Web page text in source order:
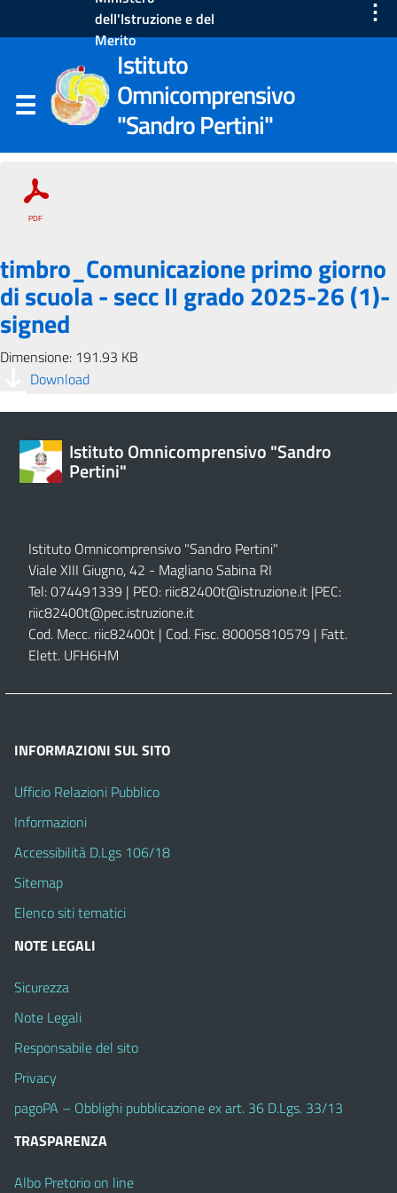
dell'Istruzione e del
Merito
⋮
Istituto
Omnicomprensivo
"Sandro Pertini"
timbro_Comunicazione primo giorno
di scuola - secc II grado 2025-26 (1)-
signed
Dimensione: 191.93 KB
Download
Istituto Omnicomprensivo "Sandro
Pertini"
Istituto Omnicomprensivo "Sandro Pertini"
Viale XIII Giugno, 42 - Magliano Sabina RI
Tel: 074491339 | PEO: riic82400t@istruzione.it |PEC:
riic82400t@pec.istruzione.it
Cod. Mecc. riic82400t | Cod. Fisc. 80005810579 | Fatt.
Elett. UFH6HM
INFORMAZIONI SUL SITO
Ufficio Relazioni Pubblico
Informazioni
Accessibilità D.Lgs 106/18
Sitemap
Elenco siti tematici
NOTE LEGALI
Sicurezza
Note Legali
Responsabile del sito
Privacy
pagoPA – Obblighi pubblicazione ex art. 36 D.Lgs. 33/13
TRASPARENZA
Albo Pretorio on line